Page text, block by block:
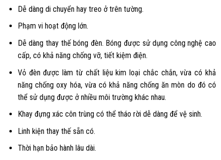
Dễ dàng di chuyển hay treo ở trên tường.
Phạm vi hoạt động lớn.
Dễ dàng thay thế bóng đèn. Bóng được sử dụng công nghệ cao
cấp, có khả năng chống vỡ, tiết kiệm điện.
Vỏ đèn được làm từ chất liệu kim loại chắc chắn, vừa có khả
năng chống oxy hóa, vừa có khả năng chống ăn mòn do đó có
thể sử dụng được ở nhiều môi trường khác nhau.
Khay đựng xác côn trùng có thể tháo rời dễ dàng để vệ sinh.
Linh kiện thay thế sẵn có.
Thời hạn bảo hành lâu dài.